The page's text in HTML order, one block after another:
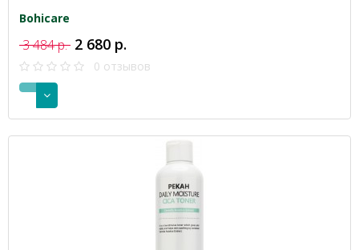
Bohicare
3 484 р. 2 680 р.
0 отзывов